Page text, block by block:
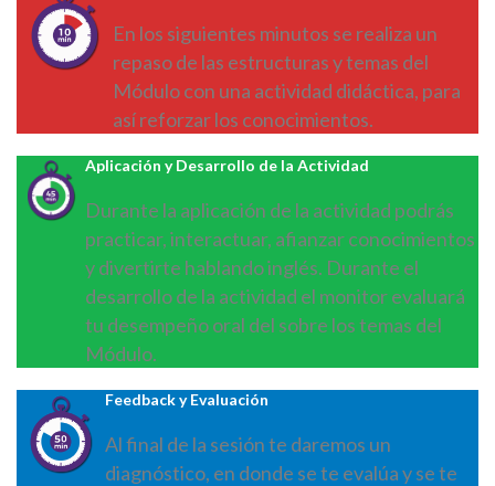
En los siguientes minutos se realiza un
repaso de las estructuras y temas del
Módulo con una actividad didáctica, para
así reforzar los conocimientos.
Aplicación y Desarrollo de la Actividad
Durante la aplicación de la actividad podrás
practicar, interactuar, afianzar conocimientos
y divertirte hablando inglés. Durante el
desarrollo de la actividad el monitor evaluará
tu desempeño oral del sobre los temas del
Módulo.
Feedback y Evaluación
Al final de la sesión te daremos un
diagnóstico, en donde se te evalúa y se te